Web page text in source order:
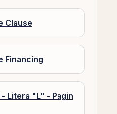
Clause
Financing
Litera "L" - Pagin